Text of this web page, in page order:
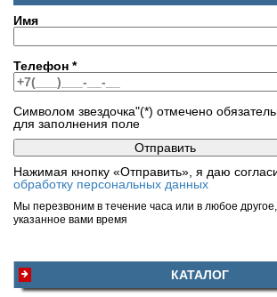
Имя
Телефон *
Символом звездочка"(*) отмечено
для заполнения поле
Нажимая кнопку «Отправить», я даю
обработку персональных данных
Мы перезвоним в течение часа или в любое другое,
указанное вами время
КАТАЛОГ